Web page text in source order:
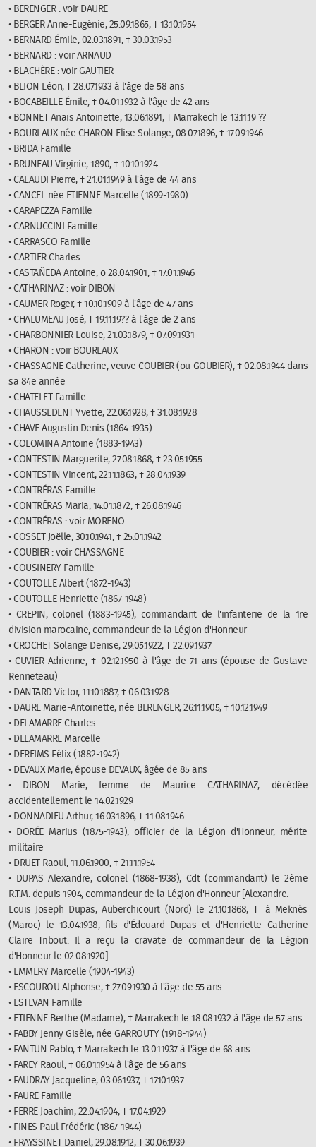
• BERENGER : voir DAURE
• BERGER Anne-Eugénie, 25.09.1865, † 13.10.1954
• BERNARD Émile, 02.03.1891, † 30.03.1953
• BERNARD : voir ARNAUD
• BLACHÈRE : voir GAUTIER
• BLION Léon, † 28.07.1933 à l'âge de 58 ans
• BOCABEILLE Émile, † 04.01.1932 à l'âge de 42 ans
• BONNET Anaïs Antoinette, 13.06.1891, † Marrakech le 13.11.19 ??
• BOURLAUX née CHARON Elise Solange, 08.07.1896, † 17.09.1946
• BRIDA Famille
• BRUNEAU Virginie, 1890, † 10.10.1924
• CALAUDI Pierre, † 21.01.1949 à l'âge de 44 ans
• CANCEL née ETIENNE Marcelle (1899-1980)
• CARAPEZZA Famille
• CARNUCCINI Famille
• CARRASCO Famille
• CARTIER Charles
• CASTAÑEDA Antoine, o 28.04.1901, † 17.01.1946
• CATHARINAZ : voir DIBON
• CAUMER Roger, † 10.10.1909 à l'âge de 47 ans
• CHALUMEAU José, † 19.11.19?? à l'âge de 2 ans
• CHARBONNIER Louise, 21.03.1879, † 07.09.1931
• CHARON : voir BOURLAUX
• CHASSAGNE Catherine, veuve COUBIER (ou GOUBIER), † 02.08.1944 dans
sa 84e année
• CHATELET Famille
• CHAUSSEDENT Yvette, 22.06.1928, † 31.08.1928
• CHAVE Augustin Denis (1864-1935)
• COLOMINA Antoine (1883-1943)
• CONTESTIN Marguerite, 27.08.1868, † 23.05.1955
• CONTESTIN Vincent, 22.11.1863, † 28.04.1939
• CONTRÉRAS Famille
• CONTRÉRAS Maria, 14.01.1872, † 26.08.1946
• CONTRÉRAS : voir MORENO
• COSSET Joëlle, 30.10.1941, † 25.01.1942
• COUBIER : voir CHASSAGNE
• COUSINERY Famille
• COUTOLLE Albert (1872-1943)
• COUTOLLE Henriette (1867-1948)
• CREPIN, colonel (1883-1945), commandant de l'infanterie de la 1re
division marocaine, commandeur de la Légion d'Honneur
• CROCHET Solange Denise, 29.05.1922, † 22.09.1937
• CUVIER Adrienne, † 02.12.1950 à l'âge de 71 ans (épouse de Gustave
Renneteau)
• DANTARD Victor, 11.10.1887, † 06.03.1928
• DAURE Marie-Antoinette, née BERENGER, 26.11.1905, † 10.12.1949
• DELAMARRE Charles
• DELAMARRE Marcelle
• DEREIMS Félix (1882-1942)
• DEVAUX Marie, épouse DEVAUX, âgée de 85 ans
• DIBON Marie, femme de Maurice CATHARINAZ, décédée
accidentellement le 14.02.1929
• DONNADIEU Arthur, 16.03.1896, † 11.08.1946
• DORÉE Marius (1875-1943), officier de la Légion d'Honneur, mérite
militaire
• DRUET Raoul, 11.06.1900, † 21.11.1954
• DUPAS Alexandre, colonel (1868-1938), Cdt (commandant) le 2ème
R.T.M. depuis 1904, commandeur de la Légion d'Honneur [Alexandre.
Louis Joseph Dupas, Auberchicourt (Nord) le 21.10.1868, † à Meknès
(Maroc) le 13.04.1938, fils d'Édouard Dupas et d'Henriette Catherine
Claire Tribout. Il a reçu la cravate de commandeur de la Légion
d'Honneur le 02.08.1920]
• EMMERY Marcelle (1904-1943)
• ESCOUROU Alphonse, † 27.09.1930 à l'âge de 55 ans
• ESTEVAN Famille
• ETIENNE Berthe (Madame), † Marrakech le 18.08.1932 à l'âge de 57 ans
• FABBY Jenny Gisèle, née GARROUTY (1918-1944)
• FANTUN Pablo, † Marrakech le 13.01.1937 à l'âge de 68 ans
• FAREY Raoul, † 06.01.1954 à l'âge de 56 ans
• FAUDRAY Jacqueline, 03.06.1937, † 17.10.1937
• FAURE Famille
• FERRE Joachim, 22.04.1904, † 17.04.1929
• FINES Paul Frédéric (1867-1944)
• FRAYSSINET Daniel, 29.08.1912, † 30.06.1939